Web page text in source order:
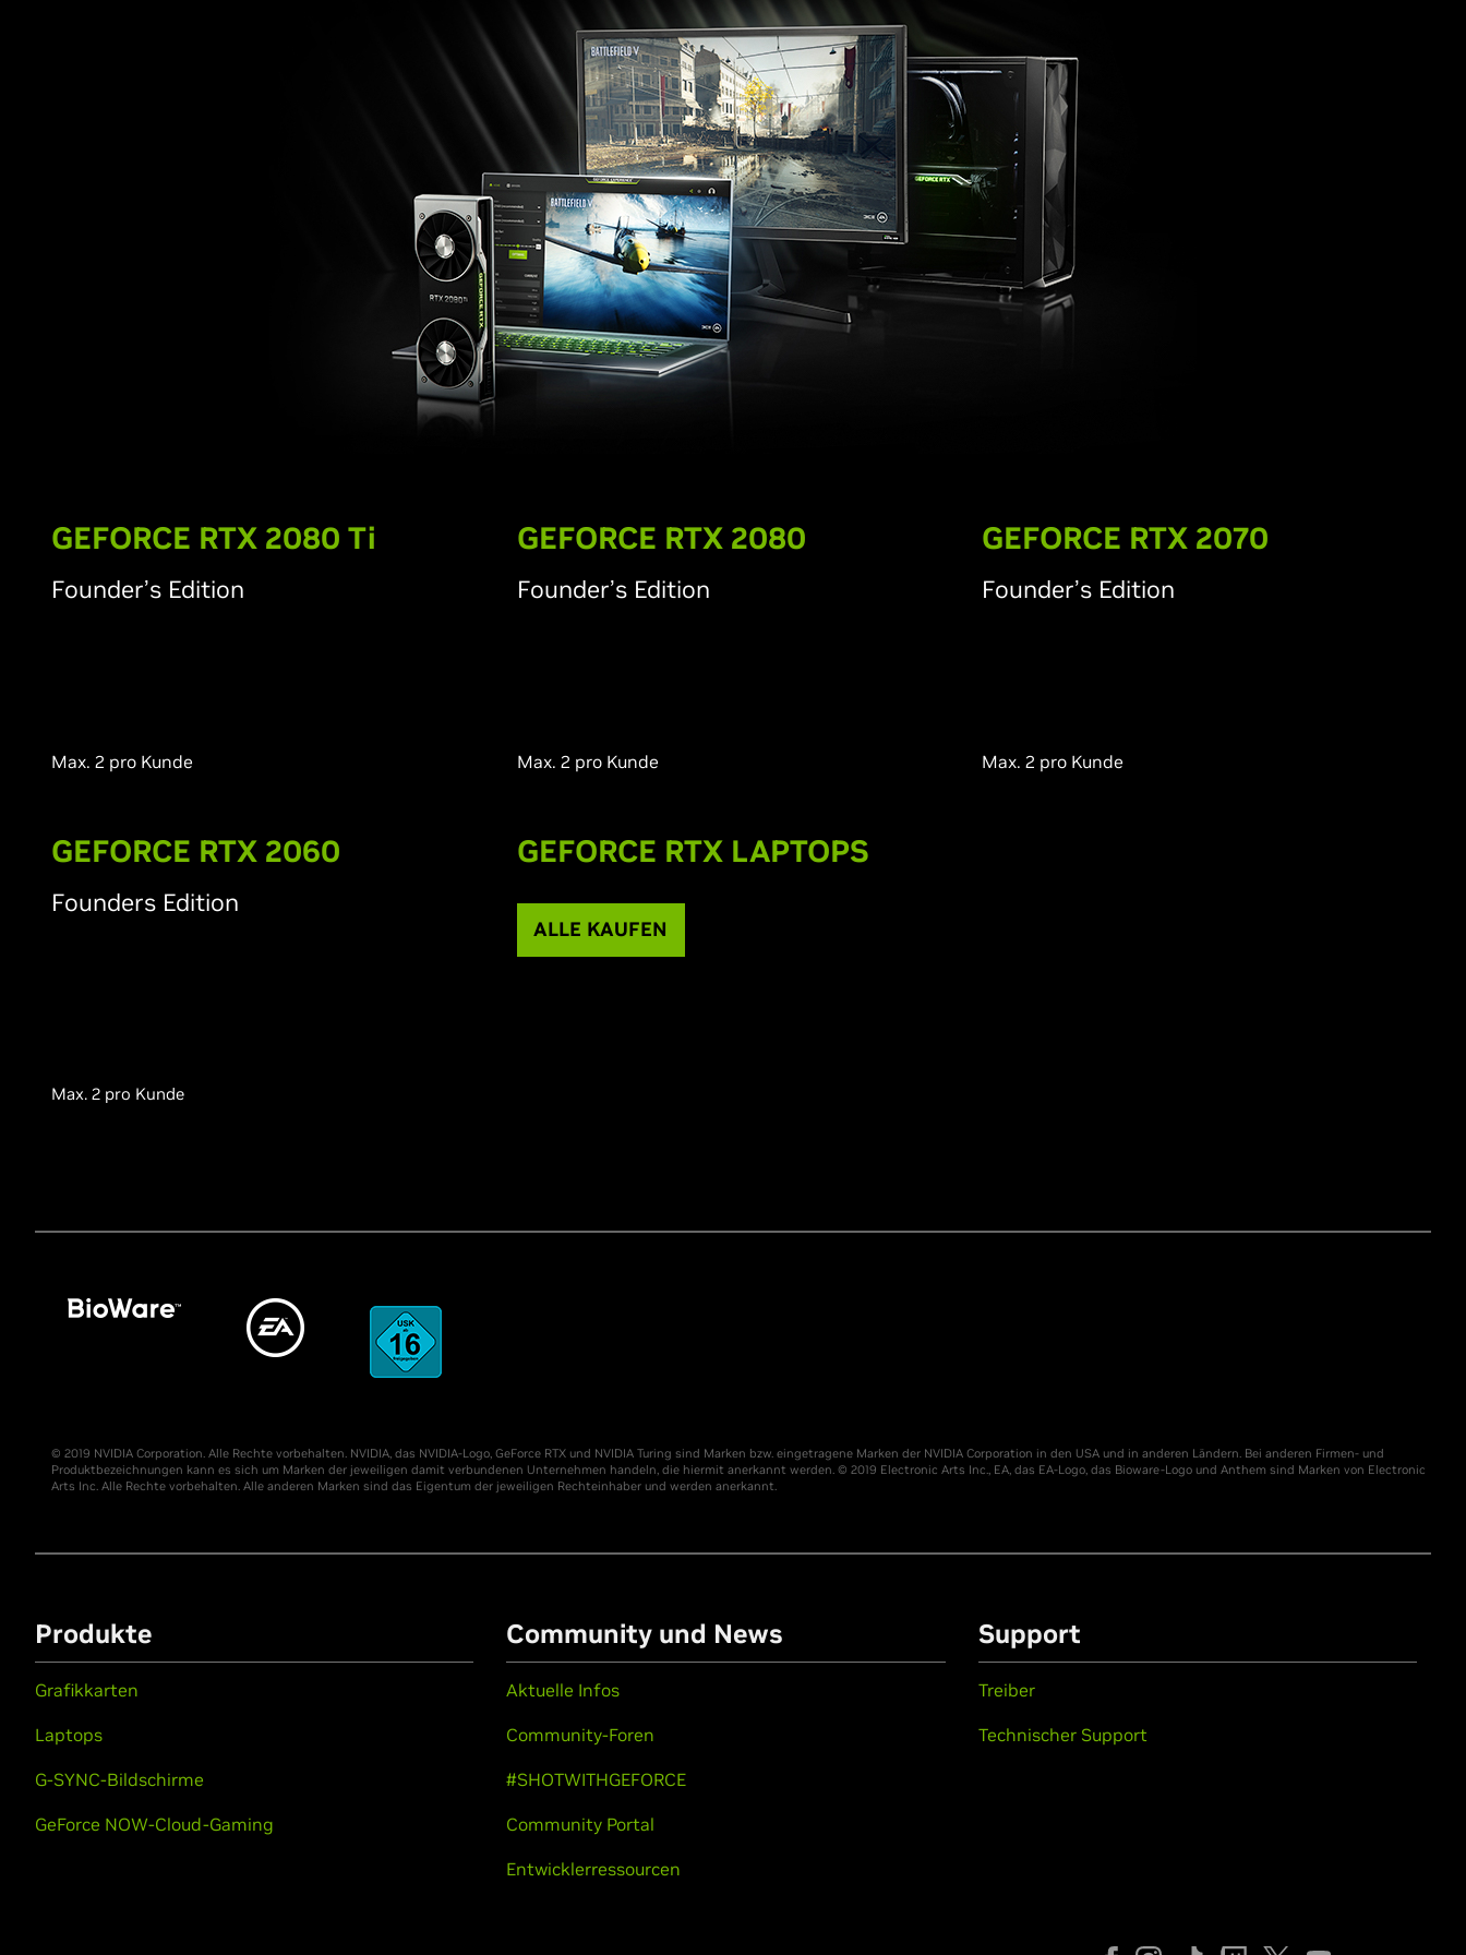
GEFORCE RTX 2080 Ti
Founder’s Edition
Max. 2 pro Kunde
GEFORCE RTX 2080
Founder’s Edition
Max. 2 pro Kunde
GEFORCE RTX 2070
Founder’s Edition
Max. 2 pro Kunde
GEFORCE RTX 2060
Founders Edition
Max. 2 pro Kunde
GEFORCE RTX LAPTOPS
ALLE KAUFEN
© 2019 NVIDIA Corporation. Alle Rechte vorbehalten. NVIDIA, das NVIDIA-Logo, GeForce RTX und NVIDIA Turing sind Marken bzw. eingetragene Marken der NVIDIA Corporation in den USA und in anderen Ländern. Bei anderen Firmen- und
Produktbezeichnungen kann es sich um Marken der jeweiligen damit verbundenen Unternehmen handeln, die hiermit anerkannt werden. © 2019 Electronic Arts Inc., EA, das EA-Logo, das Bioware-Logo und Anthem sind Marken von Electronic
Arts Inc. Alle Rechte vorbehalten. Alle anderen Marken sind das Eigentum der jeweiligen Rechteinhaber und werden anerkannt.
Produkte
Grafikkarten
Laptops
G-SYNC-Bildschirme
GeForce NOW-Cloud-Gaming
Community und News
Aktuelle Infos
Community-Foren
#SHOTWITHGEFORCE
Community Portal
Entwicklerressourcen
Support
Treiber
Technischer Support